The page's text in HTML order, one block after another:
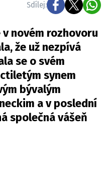
COOKIES
Sdílej:
novém rozhovoru
že už nezpívá
se o svém
synem
bývalým
a v poslední
společná vášeň